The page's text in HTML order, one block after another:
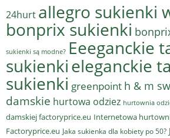
24hurt allegro sukienki
bonprix sukienki
sukienki są modne? Eeeganckie
sukienkieleganckie
sukienki greenpoint h & m
damskie hurtowa odziez hurtownia
damskiej factoryprice.eu Internetowa
Factoryprice.eu Jaka sukienka dla kobiety po 50?